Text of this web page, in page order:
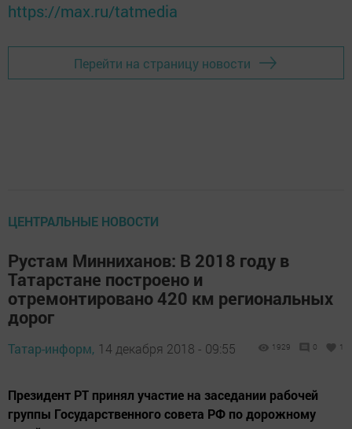
https://max.ru/tatmedia
Перейти на страницу новости
ЦЕНТРАЛЬНЫЕ НОВОСТИ
Рустам Минниханов: В 2018 году в
Татарстане построено и
отремонтировано 420 км региональных
дорог
Татар-информ, 14 декабря 2018 - 09:55 1929 0 1
Президент РТ принял участие на заседании рабочей
группы Государственного совета РФ по дорожному